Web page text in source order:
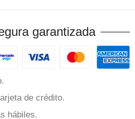
garantizada
de crédito.
hábiles.